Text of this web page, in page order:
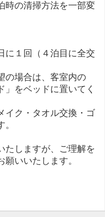
時の清掃方法を一部変
に１回（４泊目に全交
の場合は、客室内の
」をベッドに置いてく
イク・タオル交換・ゴ
たしますが、ご理解を
いいたします。